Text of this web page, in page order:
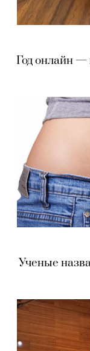
Год онлайн —
Ученые